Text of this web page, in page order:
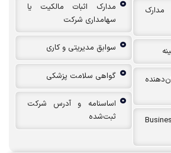
مدارک اثبات مالکیت یا
سهامداری شرکت
سوابق مدیریتی و کاری
گواهی سلامت پزشکی
اساسنامه و آدرس شرکت